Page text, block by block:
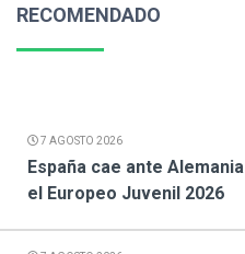
RECOMENDADO
7 AGOSTO 2026
España cae ante
el Europeo Juvenil 2026